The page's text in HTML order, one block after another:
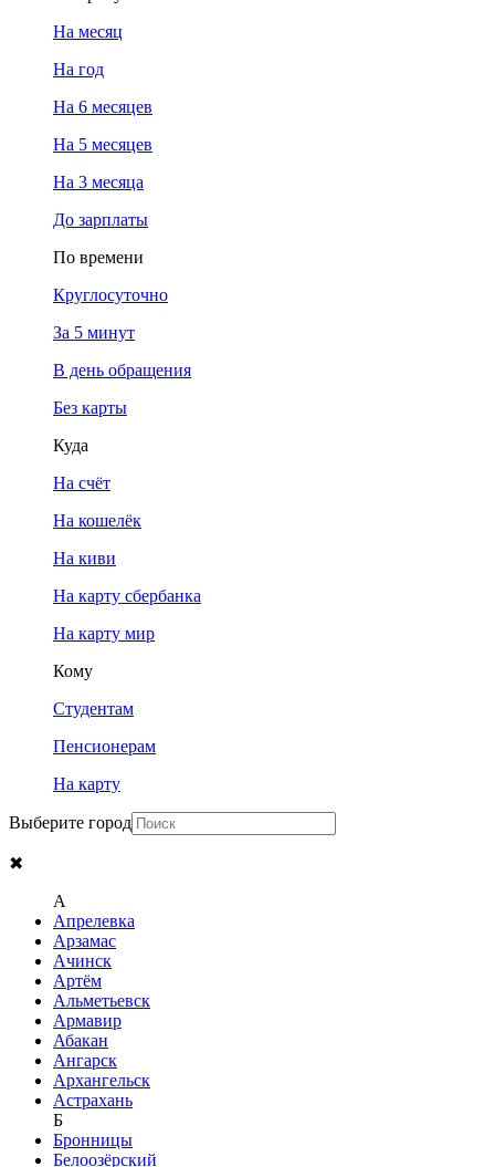
На месяц
На год
На 6 месяцев
На 5 месяцев
На 3 месяца
До зарплаты
По времени
Круглосуточно
За 5 минут
В день обращения
Без карты
Куда
На счёт
На кошелёк
На киви
На карту сбербанка
На карту мир
Кому
Студентам
Пенсионерам
На карту
Выберите город
✖
A
Апрелевка
Арзамас
Ачинск
Артём
Альметьевск
Армавир
Абакан
Ангарск
Архангельск
Астрахань
Б
Бронницы
Белоозёрский